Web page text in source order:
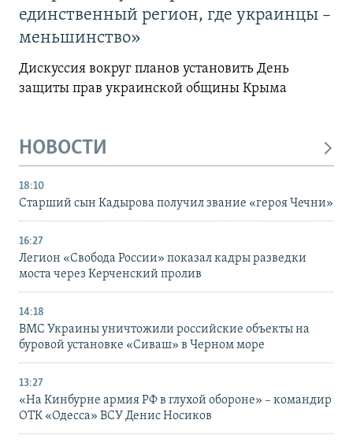
единственный регион, где украинцы –
меньшинство»
Дискуссия вокруг планов установить День
защиты прав украинской общины Крыма
НОВОСТИ
18:10
Старший сын Кадырова получил звание «героя Чечни»
16:27
Легион «Свобода России» показал кадры разведки
моста через Керченский пролив
14:18
ВМС Украины уничтожили российские объекты на
буровой установке «Сиваш» в Черном море
13:27
«На Кинбурне армия РФ в глухой обороне» – командир
ОТК «Одесса» ВСУ Денис Носиков